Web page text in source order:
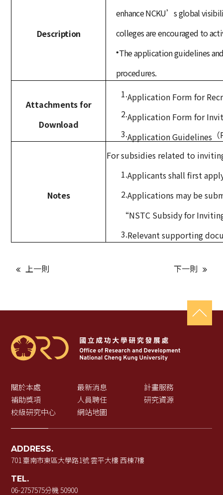
Description
enhance NCKU’s global
colleges are encouraged to
•Theapplication guidelines
procedures.
Attachments for
Download
1.Application Form for
2.Application Form for
3.Application Guidelines
Notes
For subsidies related to
1.Applicants shall first
2.Applications may be
“NSTC Subsidy for
3.Relevant supporting
上一則 下一則
關於本處 最新消息
計畫服務
補助獎項
人員聘任
研究資源
校級研究中心
網站地圖
ADDRESS.
701 臺南市東區大學路1號 雲平大樓 西棟7樓
TEL.
06-2757575分機 50900